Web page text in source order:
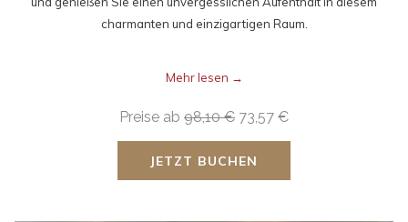
charmanten und einzigartigen Raum.
Mehr lesen
Preise ab 98,10 € 73,57 €
JETZT BUCHEN